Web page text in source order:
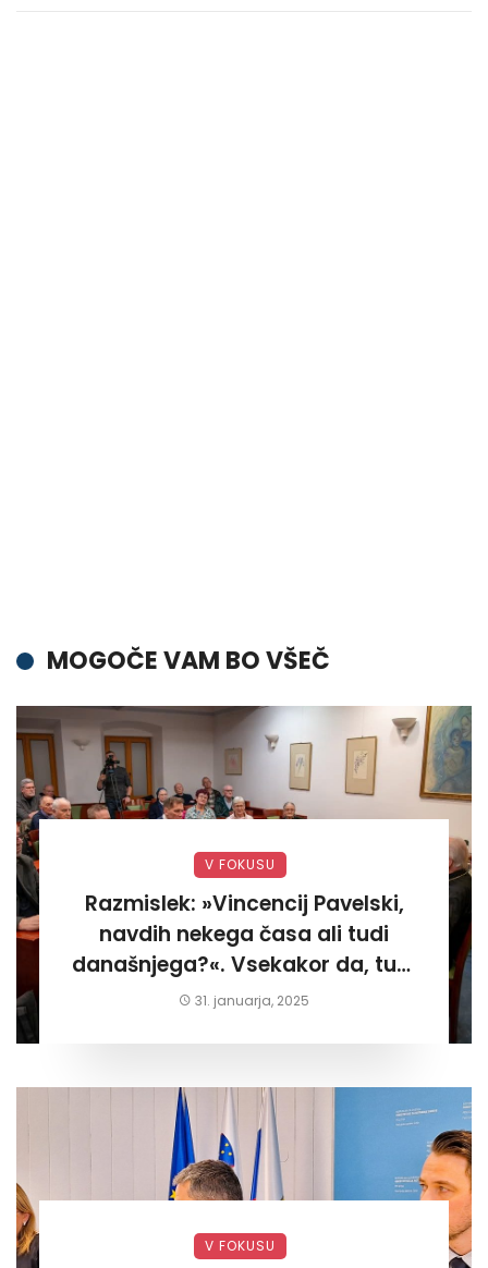
MOGOČE VAM BO VŠEČ
V FOKUSU
Razmislek: »Vincencij Pavelski,
navdih nekega časa ali tudi
današnjega?«. Vsekakor da, tudi
današnjega«
31. januarja, 2025
V FOKUSU